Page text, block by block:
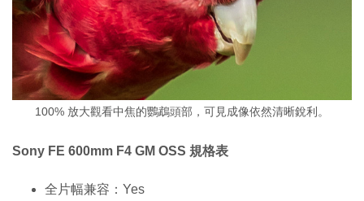
100% 放大觀看中焦的鸚鵡頭部，可見成像依然清晰銳利。
Sony FE 600mm F4 GM OSS 規格表
全片幅兼容：Yes